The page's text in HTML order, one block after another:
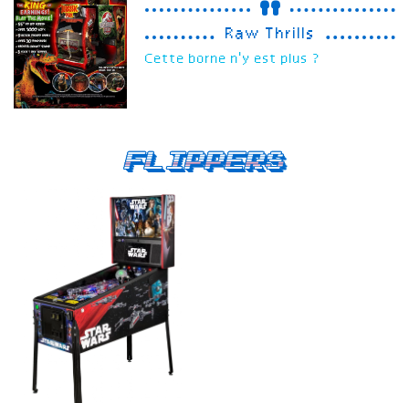
Raw Thrills
Cette borne n'y est plus ?
Flippers